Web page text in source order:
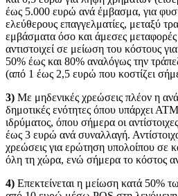
έως 5.000 ευρώ ανά έμβασμα, για
ελεύθερους επαγγελματίες, μεταξύ
εμβάσματα όσο και άμεσες
αντιστοιχεί σε μείωση του κόστους
50% έως και 80% αναλόγως την
(από 1 έως 2,5 ευρώ που κοστίζει
3) Με μηδενικές χρεώσεις πλέον η
δημοτικές ενότητες όπου υπάρχει
ιδρύματος, όπου σήμερα οι
έως 3 ευρώ ανά συναλλαγή.
χρεώσεις για ερώτηση υπολοίπου σε
όλη τη χώρα, ενώ σήμερα το κόστος
4) Επεκτείνεται η μείωση κατά 50%